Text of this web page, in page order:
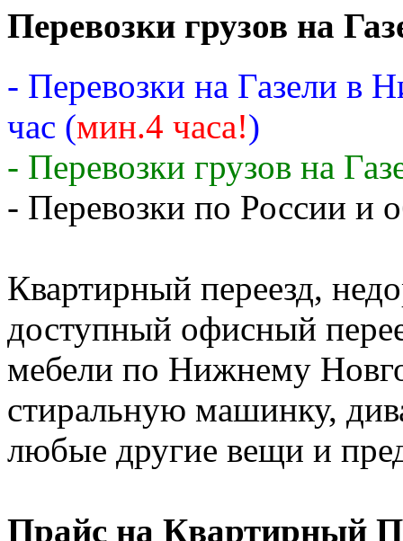
Перевозки грузов на
- Перевозки на Газели в
час (мин.4 часа!)
- Перевозки грузов на
- Перевозки по России и
Квартирный переезд,
доступный офисный
мебели по Нижнему
стиральную машинку,
любые другие вещи и
Прайс на Квартирный